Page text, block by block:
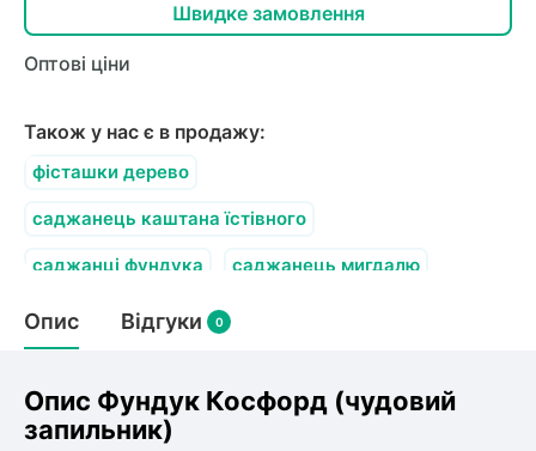
(агротканини)Швидке замовлення
Оптові ціни
Також у нас є в продажу:
фісташки дерево
саджанець каштана їстівного
саджанці фундука саджанець мигдалю
саджанці горіхів саджанці горіха волоського
Опис Відгуки 0
Опис Фундук Косфорд (чудовий
запильник)